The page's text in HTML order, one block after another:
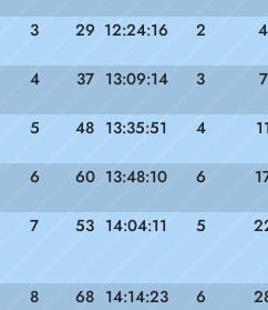
3 29 12:24:16 2 4
4 37 13:09:14 3 7
5 48 13:35:51 4 11
6 60 13:48:10 6
7 53 14:04:11 5
8 68 14:14:23 6